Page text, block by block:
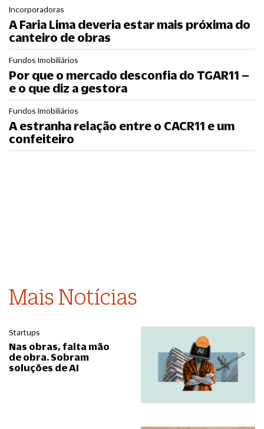
Incorporadoras
A Faria Lima deveria estar mais próxima do
canteiro de obras
Fundos Imobiliários
Por que o mercado desconfia do TGAR11 –
e o que diz a gestora
Fundos Imobiliários
A estranha relação entre o CACR11 e um
confeiteiro
Mais Notícias
Startups
Nas obras, falta mão
de obra. Sobram
soluções de AI